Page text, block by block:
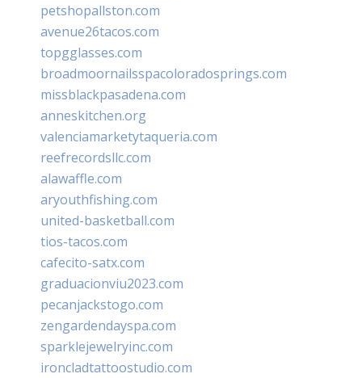
petshopallston.com
avenue26tacos.com
topgglasses.com
broadmoornailsspacoloradosprings.com
missblackpasadena.com
anneskitchen.org
valenciamarketytaqueria.com
reefrecordsllc.com
alawaffle.com
aryouthfishing.com
united-basketball.com
tios-tacos.com
cafecito-satx.com
graduacionviu2023.com
pecanjackstogo.com
zengardendayspa.com
sparklejewelryinc.com
ironcladtattoostudio.com